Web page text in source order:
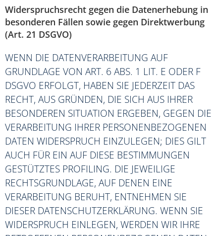
Widerspruchsrecht gegen die Datenerhebung in
besonderen Fällen sowie gegen Direktwerbung
(Art. 21 DSGVO)
WENN DIE DATENVERARBEITUNG AUF
GRUNDLAGE VON ART. 6 ABS. 1 LIT. E ODER F
DSGVO ERFOLGT, HABEN SIE JEDERZEIT DAS
RECHT, AUS GRÜNDEN, DIE SICH AUS IHRER
BESONDEREN SITUATION ERGEBEN, GEGEN DIE
VERARBEITUNG IHRER PERSONENBEZOGENEN
DATEN WIDERSPRUCH EINZULEGEN; DIES GILT
AUCH FÜR EIN AUF DIESE BESTIMMUNGEN
GESTÜTZTES PROFILING. DIE JEWEILIGE
RECHTSGRUNDLAGE, AUF DENEN EINE
VERARBEITUNG BERUHT, ENTNEHMEN SIE
DIESER DATENSCHUTZERKLÄRUNG. WENN SIE
WIDERSPRUCH EINLEGEN, WERDEN WIR IHRE